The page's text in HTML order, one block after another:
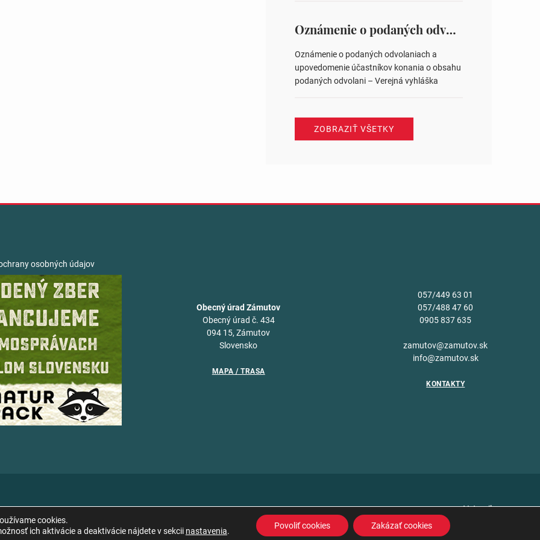
ysledky.html
Oznámenie o podaných odvolaniach a upovedomenie účastníkov konania o obsahu podaných odvolani – Verejná vyhláška
Oznámenie o podaných odvolaniach a
upovedomenie účastníkov konania o obsahu
podaných odvolani – Verejná vyhláška
ZOBRAZIŤ VŠETKY
osobných údajov
Obecný úrad Zámutov
Obecný úrad č. 434
094 15, Zámutov
Slovensko
MAPA / TRASA
057/449 63 01
057/488 47 60
0905 837 635
zamutov@zamutov.sk
info@zamutov.sk
KONTAKTY
Vytvoril
cookies.
ich aktivácie a deaktivácie nájdete v sekcii nastavenia.
Povoliť cookies Zakázať cookies